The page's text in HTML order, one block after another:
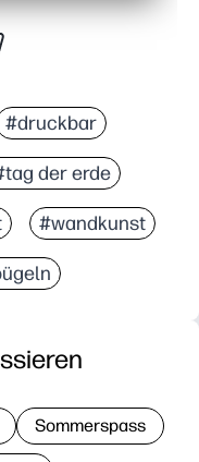
#druckbar
der erde
#wandkunst
Sommerspass